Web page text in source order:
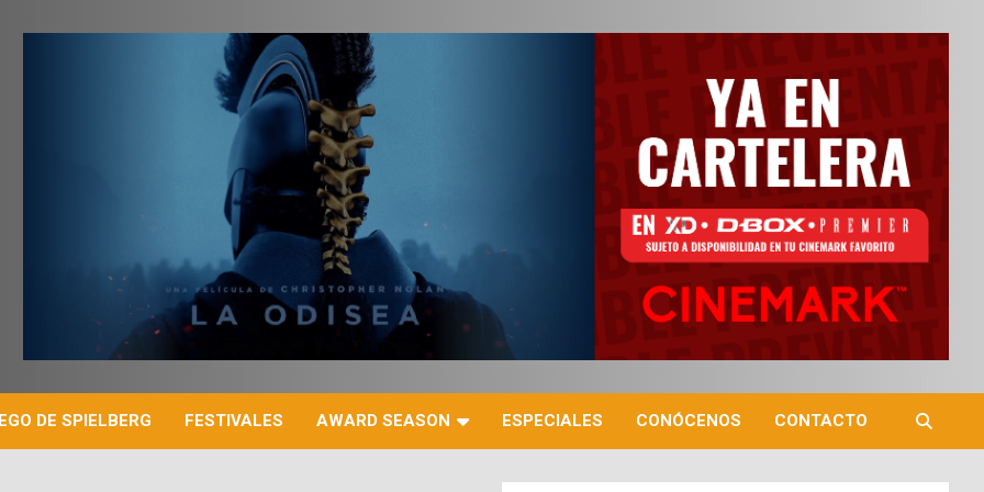
DE SPIELBERG FESTIVALES AWARD SEASON ESPECIALES CONÓCENOS CONTACTO